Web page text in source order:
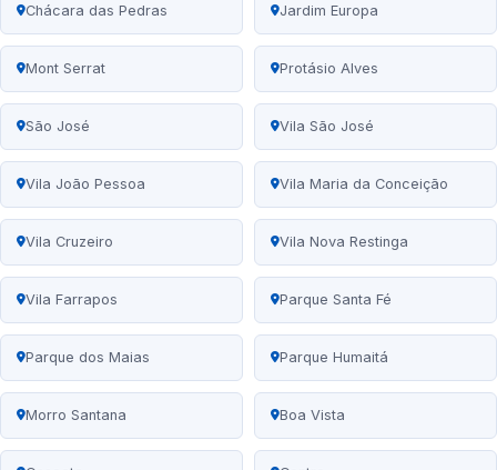
Chácara das Pedras Jardim Europa
Mont Serrat Protásio Alves
São José Vila São José
Vila João Pessoa Vila Maria da Conceição
Vila Cruzeiro Vila Nova Restinga
Vila Farrapos Parque Santa Fé
Parque dos Maias Parque Humaitá
Morro Santana Boa Vista